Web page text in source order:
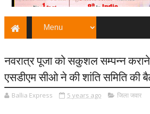
नवरात्र पूजा को सकुशल सम्पन्न
एसडीएम सीओ ने की शांति समिति की
Ballia Express 5 years ago जिला जवार